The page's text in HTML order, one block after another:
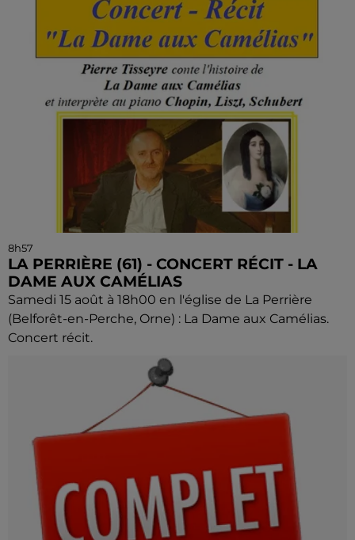
8h57
LA PERRIÈRE (61) - CONCERT RÉCIT - LA
DAME AUX CAMÉLIAS
Samedi 15 août à 18h00 en l'église de La Perrière
(Belforêt-en-Perche, Orne) : La Dame aux Camélias.
Concert récit.